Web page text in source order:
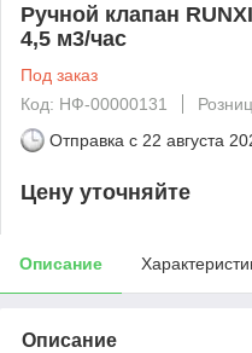
Ручной клапан
4,5 м3/час
Под заказ
Код: НФ-00000131
Отправка с 22 августа
Цену уточняйте
Описание
Описание